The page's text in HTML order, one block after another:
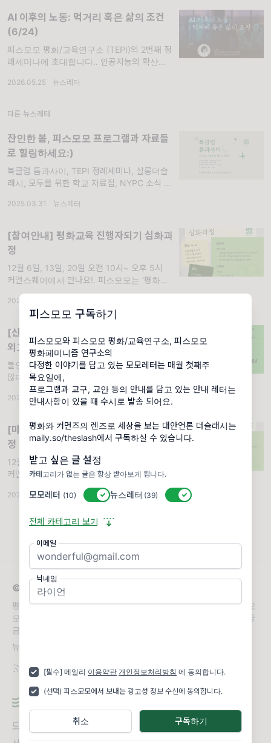
피스모모 구독하기
피스모모와 피스모모 평화/교육연구소, 피스모모
평화페미니즘 연구소의
다정한 이야기를 담고 있는 모모레터는 매월 첫째주
목요일에,
프로그램과 교구, 교안 등의 안내를 담고 있는 안내 레터는
안내사항이 있을 때 수시로 발송 되어요.
평화와 커먼즈의 렌즈로 세상을 보는 대안언론 더슬래시는
maily.so/theslash에서 구독하실 수 있습니다.
받고 싶은 글 설정
카테고리가 없는 글은 항상 받아보게 됩니다.
모모레터 (10) 활성/비활성 스위치
뉴스레터 (39) 활성/비활성 스위치
전체 카테고리 보기
이메일
닉네임
[필수] 메일리 이용약관 개인정보처리방침 에 동의합니다.
(선택) 피스모모에서 보내는 광고성 정보 수신에 동의합니다.
구독하기
취소
AI 이후의 노동: 먹거리 혹은 삶의 조건
(6/24)
피스모모 평화/교육연구소 (TEPI)의 2번째 정
례세미나에 초대합니다.. 인공지능의 확산은 노
효율의 언어 뒤에서, 우리는 AI 이후 노동에 대
찾기’라는 20
2026.05.25 뉴스레터
다른 뉴스레터
잔인한 봄, 피스모모 프로그램과 자료들
로 힐링하세요:)
북클럽 틈과사이, TEPI 정례세미나, 살롱더슬
래시, 모두를 위한 학교 자료집, NYPC 소식 .
일요일 오후를 함께 읽고, 나누고, 머무르며 일
명의 동료와 함께 보낼 아홉 달과 세
2025.03.31 뉴스레터
[참여안내] 평화교육 진행자되기 심화과
정
12월 6일, 13일, 20일 오전 10시~ 오후 5시
커먼스퀘어에서 만나요!. 피스모모는 ‘평화교육
진행자되기 입문과정’과 ‘임파워링 퍼실리테이
션’을 통해 많은 분들을 평화교육 진행자이자
퍼실리테이터로 연결하고 있습니다. 그런데 각
자의 현장에서 배움을 실천하다
2025.10.31
[신청안내] 2026 동북아시아청년평화
외교커머너 (NYPC)
불안한 세계를 그냥 지켜보는 데서 멈추고 싶지
않다면, 동북아시아 평화를 위한 청년의 역할을
찾아보고 싶다면, <2026 동북아시아 청년 평
화외교 커머너>와 함께해주세요.. 곳곳에서 전
가들은 더 많은 군사비를 쓰고, 더 강한 무기와
더...
2026.06.01
[마감임박] 평화교육 진행자되기 심화과
정
12월 6일, 13일, 20일 오전 10시~ 오후 5시
커먼스퀘어에서 만나요!. 피스모모는 ‘평화교육
진행자되기 입문과정’과 ‘임파워링 퍼실리테이
션’을 통해 많은 분들을 평화교육 진행자이자
자의 현장에서 배움을 실천하다
2025.11.19
© 2026 피스모모
평화와 서로 배움의 이야기, 피스모모의 이야기를 전해요. (피스모
모 평화/교육연구소, 피스모모 평화페미니즘연구소의 이야기가 궁
금하시다면 구독을 눌러주세요)
뉴스레터 문의
도움말
오류 및 기능 관련 제보